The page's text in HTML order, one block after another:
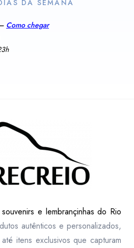
DA SEMANA
Como chegar
souvenirs e lembrançinhas do Rio
autênticos e personalizados,
itens exclusivos que capturam